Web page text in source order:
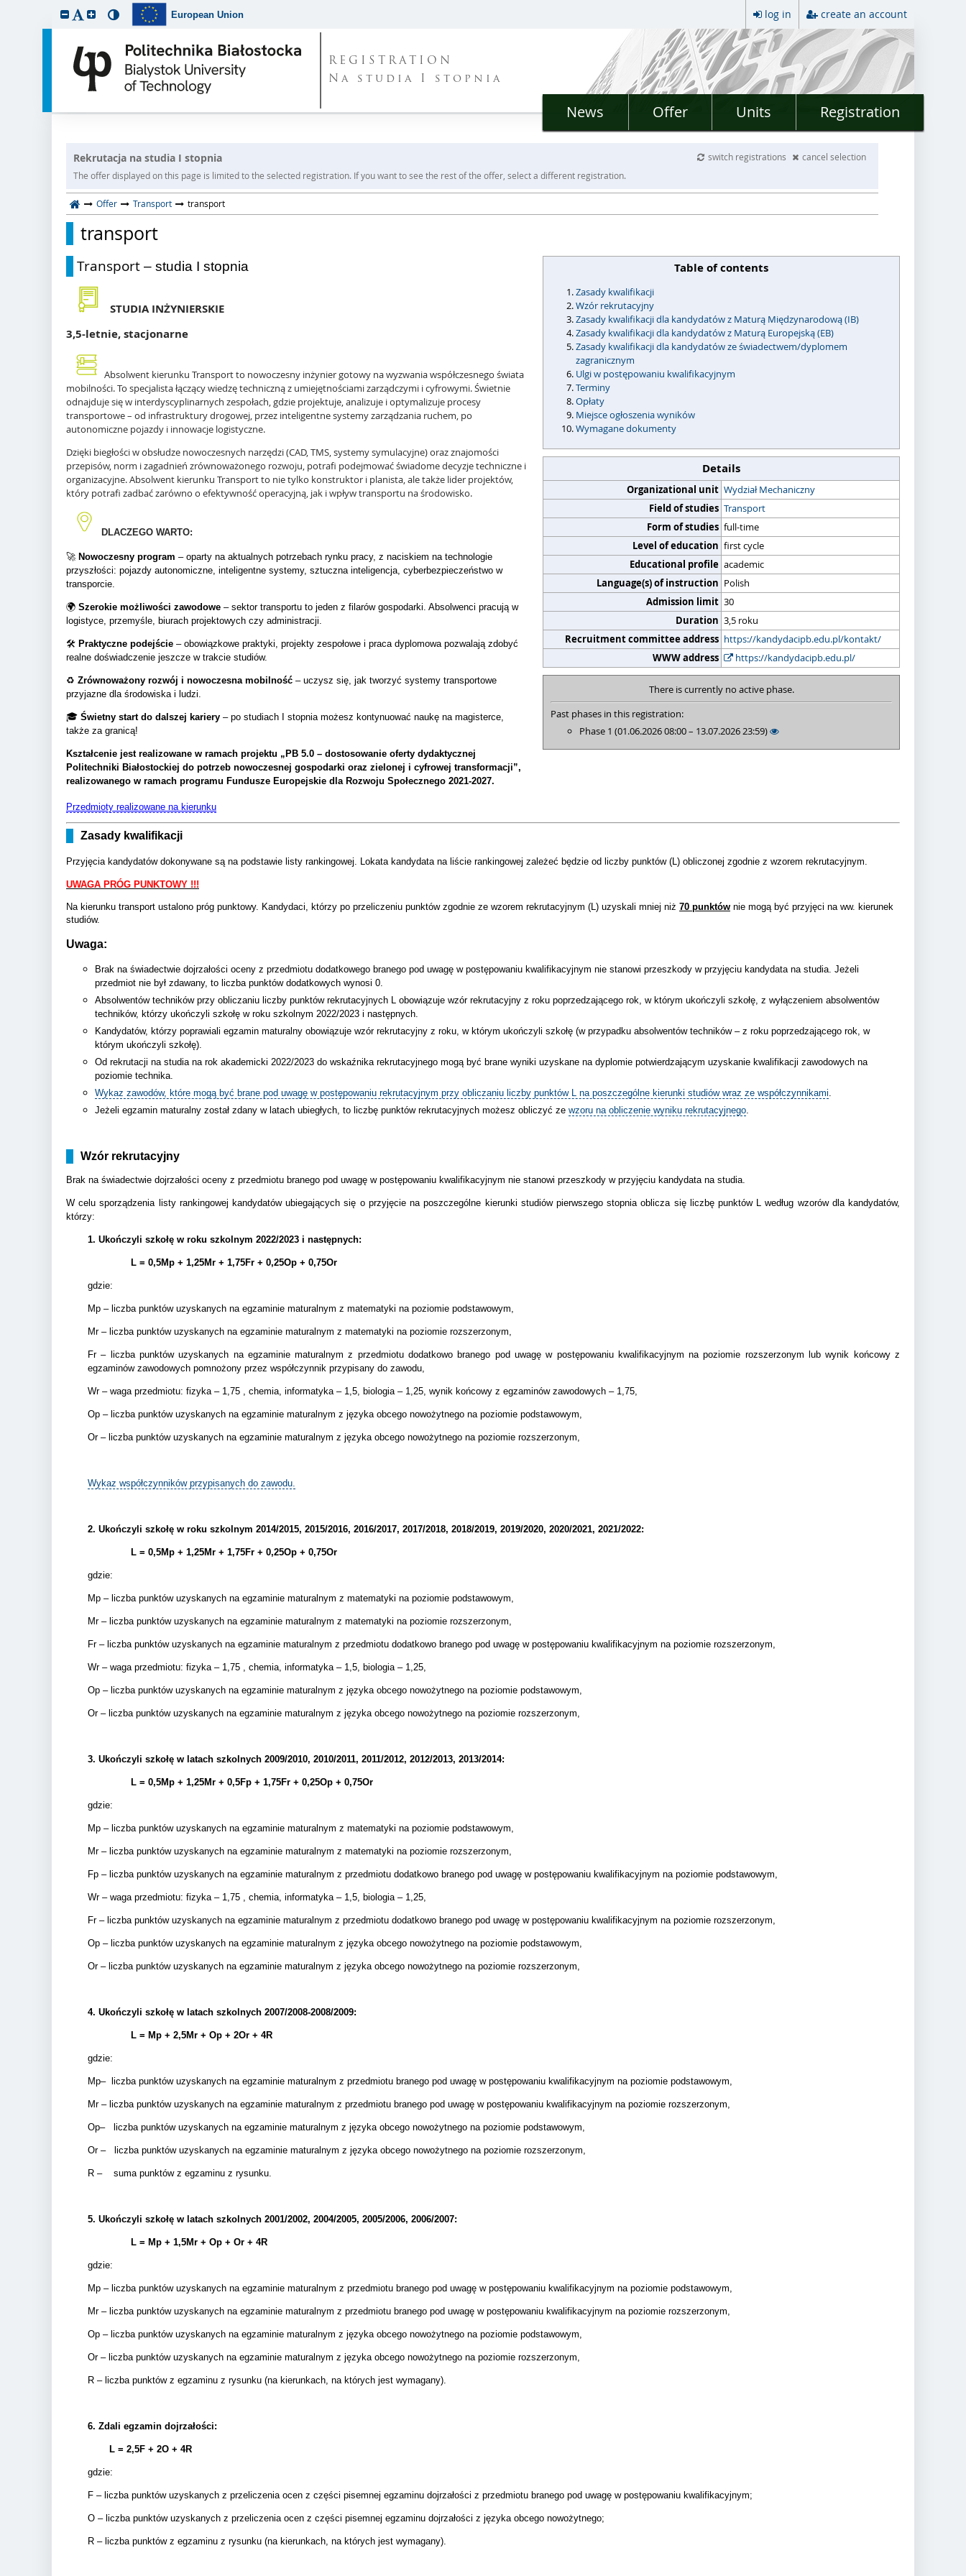
European Union log in create an account
REGISTRATION
Na studia I stopnia
News Offer Units Registration
Rekrutacja na studia I stopnia switch registrations
cancel selection
The offer displayed on this page is limited to the selected registration. If you want to see the rest of the offer, select a different registration.
Offer Transport transport
transport
Table of contents
Zasady kwalifikacji
Wzór rekrutacyjny
Zasady kwalifikacji dla kandydatów z Maturą Międzynarodową (IB)
Zasady kwalifikacji dla kandydatów z Maturą Europejską (EB)
Zasady kwalifikacji dla kandydatów ze świadectwem/dyplomem
zagranicznym
Ulgi w postępowaniu kwalifikacyjnym
Terminy
Opłaty
Miejsce ogłoszenia wyników
Wymagane dokumenty
Details
Organizational unit Wydział Mechaniczny
Field of studies Transport
Form of studies full-time
Level of education first cycle
Educational profile academic
Language(s) of instruction Polish
Admission limit 30
Duration 3,5 roku
Recruitment committee address https://kandydacipb.edu.pl/kontakt/
WWW address
https://kandydacipb.edu.pl/
There is currently no active phase.
Past phases in this registration:
Phase 1 (01.06.2026 08:00 – 13.07.2026 23:59)
Transport – studia I stopnia
STUDIA INŻYNIERSKIE
3,5-letnie, stacjonarne
Absolwent kierunku Transport to nowoczesny inżynier gotowy na wyzwania współczesnego świata
mobilności. To specjalista łączący wiedzę techniczną z umiejętnościami zarządczymi i cyfrowymi. Świetnie
odnajduje się w interdyscyplinarnych zespołach, gdzie projektuje, analizuje i optymalizuje procesy
transportowe – od infrastruktury drogowej, przez inteligentne systemy zarządzania ruchem, po
autonomiczne pojazdy i innowacje logistyczne.
Dzięki biegłości w obsłudze nowoczesnych narzędzi (CAD, TMS, systemy symulacyjne) oraz znajomości
przepisów, norm i zagadnień zrównoważonego rozwoju, potrafi podejmować świadome decyzje techniczne i
organizacyjne. Absolwent kierunku Transport to nie tylko konstruktor i planista, ale także lider projektów,
który potrafi zadbać zarówno o efektywność operacyjną, jak i wpływ transportu na środowisko.
DLACZEGO WARTO:
🚀 Nowoczesny program – oparty na aktualnych potrzebach rynku pracy, z naciskiem na technologie
przyszłości: pojazdy autonomiczne, inteligentne systemy, sztuczna inteligencja, cyberbezpieczeństwo w
transporcie.
🌍 Szerokie możliwości zawodowe – sektor transportu to jeden z filarów gospodarki. Absolwenci pracują w
logistyce, przemyśle, biurach projektowych czy administracji.
🛠️ Praktyczne podejście – obowiązkowe praktyki, projekty zespołowe i praca dyplomowa pozwalają zdobyć
realne doświadczenie jeszcze w trakcie studiów.
♻️ Zrównoważony rozwój i nowoczesna mobilność – uczysz się, jak tworzyć systemy transportowe
przyjazne dla środowiska i ludzi.
🎓 Świetny start do dalszej kariery – po studiach I stopnia możesz kontynuować naukę na magisterce,
także za granicą!
Kształcenie jest realizowane w ramach projektu „PB 5.0 – dostosowanie oferty dydaktycznej
Politechniki Białostockiej do potrzeb nowoczesnej gospodarki oraz zielonej i cyfrowej transformacji”,
realizowanego w ramach programu Fundusze Europejskie dla Rozwoju Społecznego 2021-2027.
Przedmioty realizowane na kierunku
Zasady kwalifikacji
Przyjęcia kandydatów dokonywane są na podstawie listy rankingowej. Lokata kandydata na liście rankingowej zależeć będzie od liczby punktów (L) obliczonej zgodnie z wzorem rekrutacyjnym.
UWAGA PRÓG PUNKTOWY !!!
Na kierunku transport ustalono próg punktowy. Kandydaci, którzy po przeliczeniu punktów zgodnie ze wzorem rekrutacyjnym (L) uzyskali mniej niż 70 punktów nie mogą być przyjęci na ww. kierunek
studiów.
Uwaga:
Brak na świadectwie dojrzałości oceny z przedmiotu dodatkowego branego pod uwagę w postępowaniu kwalifikacyjnym nie stanowi przeszkody w przyjęciu kandydata na studia. Jeżeli
przedmiot nie był zdawany, to liczba punktów dodatkowych wynosi 0.
Absolwentów techników przy obliczaniu liczby punktów rekrutacyjnych L obowiązuje wzór rekrutacyjny z roku poprzedzającego rok, w którym ukończyli szkołę, z wyłączeniem absolwentów
techników, którzy ukończyli szkołę w roku szkolnym 2022/2023 i następnych.
Kandydatów, którzy poprawiali egzamin maturalny obowiązuje wzór rekrutacyjny z roku, w którym ukończyli szkołę (w przypadku absolwentów techników – z roku poprzedzającego rok, w
którym ukończyli szkołę).
Od rekrutacji na studia na rok akademicki 2022/2023 do wskaźnika rekrutacyjnego mogą być brane wyniki uzyskane na dyplomie potwierdzającym uzyskanie kwalifikacji zawodowych na
poziomie technika.
Wykaz zawodów, które mogą być brane pod uwagę w postępowaniu rekrutacyjnym przy obliczaniu liczby punktów L na poszczególne kierunki studiów wraz ze współczynnikami
Jeżeli egzamin maturalny został zdany w latach ubiegłych, to liczbę punktów rekrutacyjnych możesz obliczyć ze wzoru na obliczenie wyniku rekrutacyjnego
Wzór rekrutacyjny
Brak na świadectwie dojrzałości oceny z przedmiotu branego pod uwagę w postępowaniu kwalifikacyjnym nie stanowi przeszkody w przyjęciu kandydata na studia.
W celu sporządzenia listy rankingowej kandydatów ubiegających się o przyjęcie na poszczególne kierunki studiów pierwszego stopnia oblicza się liczbę punktów L według wzorów dla kandydatów,
którzy:
1. Ukończyli szkołę w roku szkolnym 2022/2023 i następnych:
L = 0,5Mp + 1,25Mr + 1,75Fr + 0,25Op + 0,75Or
gdzie:
Mp – liczba punktów uzyskanych na egzaminie maturalnym z matematyki na poziomie podstawowym,
Mr – liczba punktów uzyskanych na egzaminie maturalnym z matematyki na poziomie rozszerzonym,
Fr – liczba punktów uzyskanych na egzaminie maturalnym z przedmiotu dodatkowo branego pod uwagę w postępowaniu kwalifikacyjnym na poziomie rozszerzonym lub wynik końcowy z
egzaminów zawodowych pomnożony przez współczynnik przypisany do zawodu,
Wr – waga przedmiotu: fizyka – 1,75 , chemia, informatyka – 1,5, biologia – 1,25, wynik końcowy z egzaminów zawodowych – 1,75,
Op – liczba punktów uzyskanych na egzaminie maturalnym z języka obcego nowożytnego na poziomie podstawowym,
Or – liczba punktów uzyskanych na egzaminie maturalnym z języka obcego nowożytnego na poziomie rozszerzonym,
Wykaz współczynników przypisanych do zawodu.
2. Ukończyli szkołę w roku szkolnym 2014/2015, 2015/2016, 2016/2017, 2017/2018, 2018/2019, 2019/2020, 2020/2021, 2021/2022:
L = 0,5Mp + 1,25Mr + 1,75Fr + 0,25Op + 0,75Or
gdzie:
Mp – liczba punktów uzyskanych na egzaminie maturalnym z matematyki na poziomie podstawowym,
Mr – liczba punktów uzyskanych na egzaminie maturalnym z matematyki na poziomie rozszerzonym,
Fr – liczba punktów uzyskanych na egzaminie maturalnym z przedmiotu dodatkowo branego pod uwagę w postępowaniu kwalifikacyjnym na poziomie rozszerzonym,
Wr – waga przedmiotu: fizyka – 1,75 , chemia, informatyka – 1,5, biologia – 1,25,
Op – liczba punktów uzyskanych na egzaminie maturalnym z języka obcego nowożytnego na poziomie podstawowym,
Or – liczba punktów uzyskanych na egzaminie maturalnym z języka obcego nowożytnego na poziomie rozszerzonym,
3. Ukończyli szkołę w latach szkolnych 2009/2010, 2010/2011, 2011/2012, 2012/2013, 2013/2014:
L = 0,5Mp + 1,25Mr + 0,5Fp + 1,75Fr + 0,25Op + 0,75Or
gdzie:
Mp – liczba punktów uzyskanych na egzaminie maturalnym z matematyki na poziomie podstawowym,
Mr – liczba punktów uzyskanych na egzaminie maturalnym z matematyki na poziomie rozszerzonym,
Fp – liczba punktów uzyskanych na egzaminie maturalnym z przedmiotu dodatkowo branego pod uwagę w postępowaniu kwalifikacyjnym na poziomie podstawowym,
Wr – waga przedmiotu: fizyka – 1,75 , chemia, informatyka – 1,5, biologia – 1,25,
Fr – liczba punktów uzyskanych na egzaminie maturalnym z przedmiotu dodatkowo branego pod uwagę w postępowaniu kwalifikacyjnym na poziomie rozszerzonym,
Op – liczba punktów uzyskanych na egzaminie maturalnym z języka obcego nowożytnego na poziomie podstawowym,
Or – liczba punktów uzyskanych na egzaminie maturalnym z języka obcego nowożytnego na poziomie rozszerzonym,
4. Ukończyli szkołę w latach szkolnych 2007/2008-2008/2009:
L = Mp + 2,5Mr + Op + 2Or + 4R
gdzie:
Mp– liczba punktów uzyskanych na egzaminie maturalnym z przedmiotu branego pod uwagę w postępowaniu kwalifikacyjnym na poziomie podstawowym,
Mr – liczba punktów uzyskanych na egzaminie maturalnym z przedmiotu branego pod uwagę w postępowaniu kwalifikacyjnym na poziomie rozszerzonym,
Op– liczba punktów uzyskanych na egzaminie maturalnym z języka obcego nowożytnego na poziomie podstawowym,
Or – liczba punktów uzyskanych na egzaminie maturalnym z języka obcego nowożytnego na poziomie rozszerzonym,
R – suma punktów z egzaminu z rysunku.
5. Ukończyli szkołę w latach szkolnych 2001/2002, 2004/2005, 2005/2006, 2006/2007:
L = Mp + 1,5Mr + Op + Or + 4R
gdzie:
Mp – liczba punktów uzyskanych na egzaminie maturalnym z przedmiotu branego pod uwagę w postępowaniu kwalifikacyjnym na poziomie podstawowym,
Mr – liczba punktów uzyskanych na egzaminie maturalnym z przedmiotu branego pod uwagę w postępowaniu kwalifikacyjnym na poziomie rozszerzonym,
Op – liczba punktów uzyskanych na egzaminie maturalnym z języka obcego nowożytnego na poziomie podstawowym,
Or – liczba punktów uzyskanych na egzaminie maturalnym z języka obcego nowożytnego na poziomie rozszerzonym,
R – liczba punktów z egzaminu z rysunku (na kierunkach, na których jest wymagany).
6. Zdali egzamin dojrzałości:
L = 2,5F + 2O + 4R
gdzie:
F – liczba punktów uzyskanych z przeliczenia ocen z części pisemnej egzaminu dojrzałości z przedmiotu branego pod uwagę w postępowaniu kwalifikacyjnym;
O – liczba punktów uzyskanych z przeliczenia ocen z części pisemnej egzaminu dojrzałości z języka obcego nowożytnego;
R – liczba punktów z egzaminu z rysunku (na kierunkach, na których jest wymagany).